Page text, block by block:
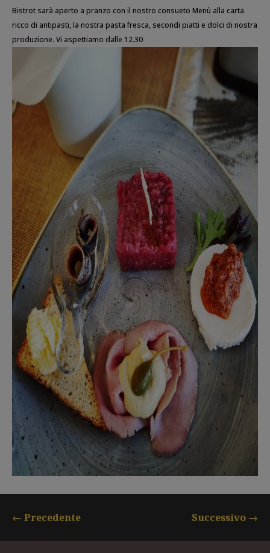
Bistrot sarà aperto a pranzo con il nostro consueto Menù alla carta
ricco di antipasti, la nostra pasta fresca, secondi piatti e dolci di nostra
produzione. Vi aspettiamo dalle 12.30
← Precedente Successivo →